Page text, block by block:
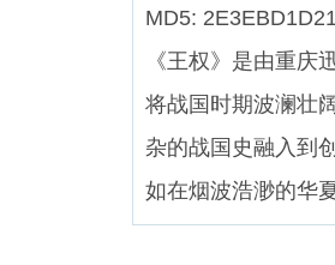
MD5:
《王权》是由重
将战国时期波澜壮
杂的战国史融入到
如在烟波浩渺的华